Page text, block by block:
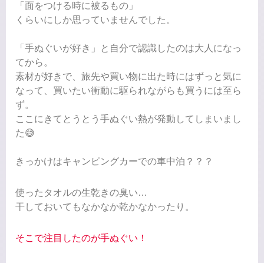
「面をつける時に被るもの」
くらいにしか思っていませんでした。
「手ぬぐいが好き」と自分で認識したのは大人になっ
てから。
素材が好きで、旅先や買い物に出た時にはずっと気に
なって、買いたい衝動に駆られながらも買うには至ら
ず。
ここにきてとうとう手ぬぐい熱が発動してしまいまし
た😅
きっかけはキャンピングカーでの車中泊？？？
使ったタオルの生乾きの臭い…
干しておいてもなかなか乾かなかったり。
そこで注目したのが手ぬぐい！